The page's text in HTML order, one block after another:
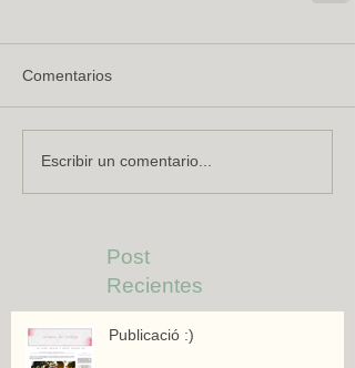
Comentarios
Escribir un comentario...
Post
Recientes
Publicació :)